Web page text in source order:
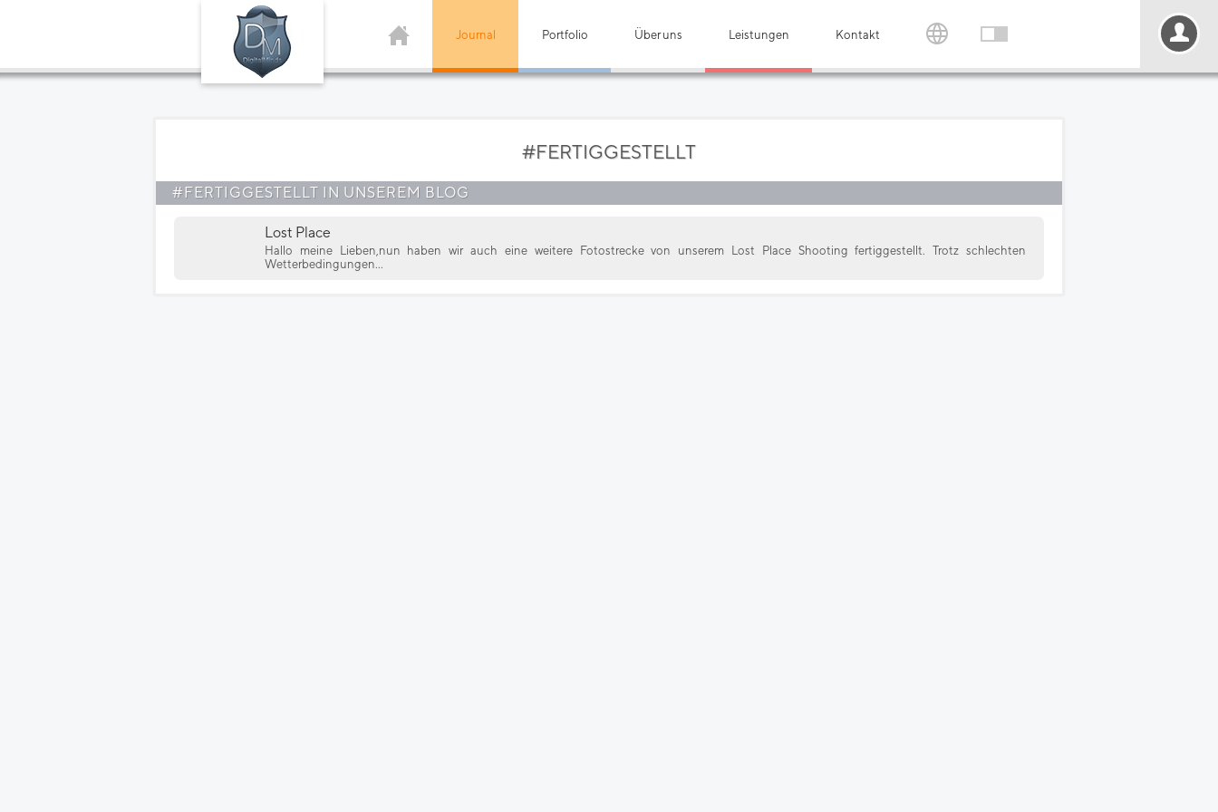
Journal Portfolio Über uns Leistungen Kontakt
#FERTIGGESTELLT
#FERTIGGESTELLT IN UNSEREM BLOG
Lost Place
Hallo meine Lieben,nun haben wir auch eine weitere Fotostrecke von unserem Lost Place Shooting fertiggestellt. Trotz schlechten
Wetterbedingungen...